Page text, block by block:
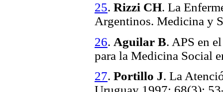
25. Rizzi CH. La
Argentinos. Medicina y
26. Aguilar B. APS en
para la Medicina Social
27. Portillo J. La